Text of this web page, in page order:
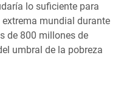
lo suficiente para
mundial durante
de 800 millones de
umbral de la pobreza